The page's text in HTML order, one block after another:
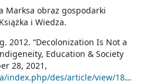
Marksa obraz gospodarki
i Wiedza.
2012. “Decolonization Is Not a
Education & Society
28, 2021,
des/article/view/18630